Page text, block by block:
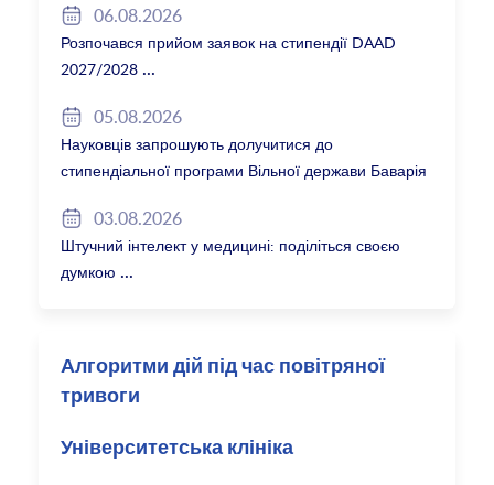
06.08.2026
Розпочався прийом заявок на стипендії DAAD
2027/2028
05.08.2026
Науковців запрошують долучитися до
стипендіальної програми Вільної держави Баварія
03.08.2026
Штучний інтелект у медицині: поділіться своєю
думкою
Алгоритми дій під час повітряної
тривоги
Університетська клініка